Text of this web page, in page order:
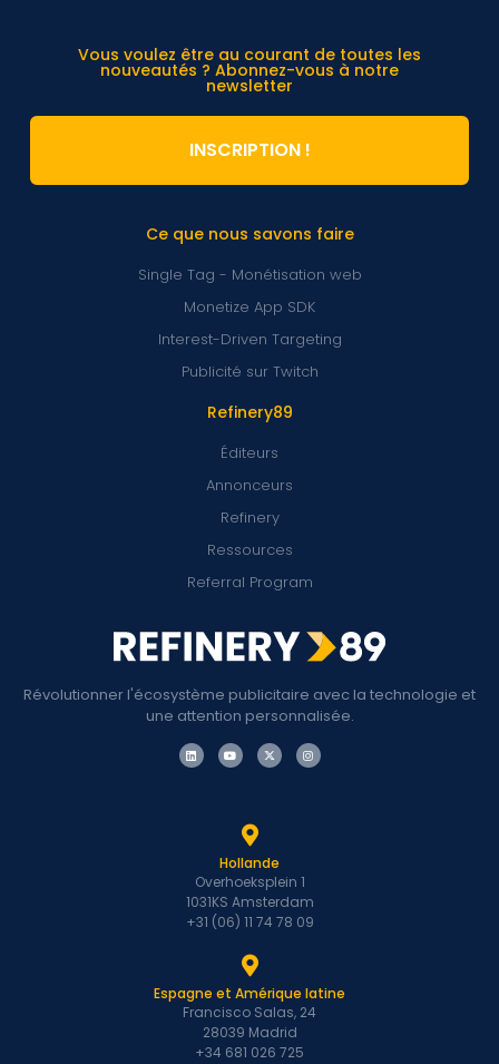
Révolutionner l'écosystème publicitaire avec la technologie et
une attention personnalisée.
Refinery89
Éditeurs
Annonceurs
Refinery
Ressources
Referral Program
Ce que nous savons faire
Single Tag - Monétisation web
Monetize App SDK
Interest-Driven Targeting
Publicité sur Twitch
Vous voulez être au courant de toutes les
nouveautés ? Abonnez-vous à notre
newsletter
INSCRIPTION !
Hollande
Overhoeksplein 1
1031KS Amsterdam
+31 (06) 11 74 78 09
Espagne et Amérique latine
Francisco Salas, 24
28039 Madrid
+34 681 026 725